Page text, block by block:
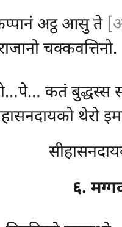
अट्ठ आसु ते
चक्कवत्तिनो.
कतं बुद्धस्स
थेरो
६.